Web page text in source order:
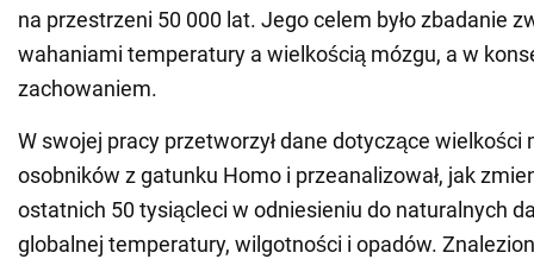
na przestrzeni 50 000 lat. Jego celem było zbadanie
wahaniami temperatury a wielkością mózgu, a w
zachowaniem.
W swojej pracy przetworzył dane dotyczące wielkości
osobników z gatunku Homo i przeanalizował, jak
ostatnich 50 tysiącleci w odniesieniu do naturalnych
globalnej temperatury, wilgotności i opadów.